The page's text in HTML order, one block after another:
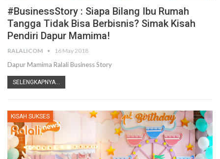
#BusinessStory : Siapa Bilang Ibu Rumah
Tangga Tidak Bisa Berbisnis? Simak Kisah
Pendiri Dapur Mamima!
RALALICOM 16 May 2018
Dapur Mamima Ralali Business Story
SELENGKAPNYA...
KISAH SUKSES